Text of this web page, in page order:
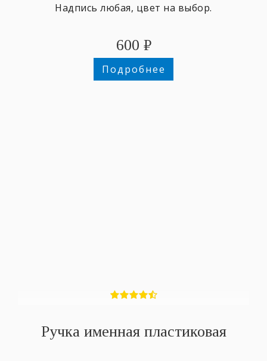
Надпись любая, цвет на выбор.
600 ₽
Подробнее
Ручка именная пластиковая